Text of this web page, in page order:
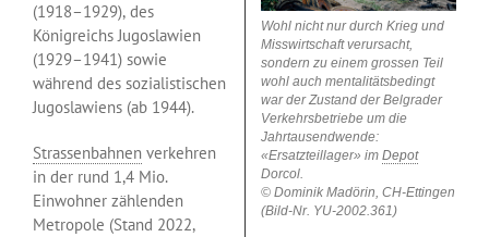
(1918–1929), des
Königreichs Jugoslawien
(1929–1941) sowie
während des sozialistischen
Jugoslawiens (ab 1944).
Strassenbahnen verkehren
in der rund 1,4 Mio.
Einwohner zählenden
Metropole (Stand 2022,
Wohl nicht nur durch Krieg und
Misswirtschaft verursacht,
sondern zu einem grossen Teil
wohl auch mentalitätsbedingt
war der Zustand der Belgrader
Verkehrsbetriebe um die
Jahrtausendwende:
«Ersatzteillager» im Depot
Dorcol.
© Dominik Madörin, CH-Ettingen
(Bild-Nr. YU-2002.361)